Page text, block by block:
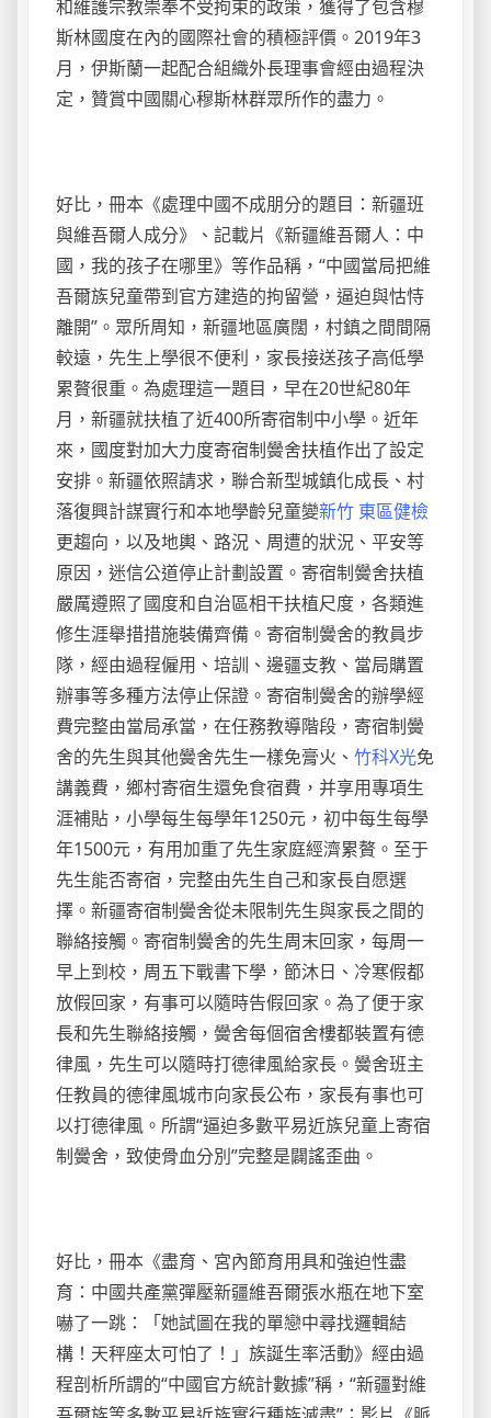
和維護宗教崇奉不受拘束的政策，獲得了包含穆
斯林國度在內的國際社會的積極評價。2019年3
月，伊斯蘭一起配合組織外長理事會經由過程決
定，贊賞中國關心穆斯林群眾所作的盡力。
好比，冊本《處理中國不成朋分的題目：新疆班
與維吾爾人成分》、記載片《新疆維吾爾人：中
國，我的孩子在哪里》等作品稱，“中國當局把維
吾爾族兒童帶到官方建造的拘留營，逼迫與怙恃
離開”。眾所周知，新疆地區廣闊，村鎮之間間隔
較遠，先生上學很不便利，家長接送孩子高低學
累贅很重。為處理這一題目，早在20世紀80年
月，新疆就扶植了近400所寄宿制中小學。近年
來，國度對加大力度寄宿制黌舍扶植作出了設定
安排。新疆依照請求，聯合新型城鎮化成長、村
落復興計謀實行和本地學齡兒童變新竹 東區健檢
更趨向，以及地輿、路況、周遭的狀況、平安等
原因，迷信公道停止計劃設置。寄宿制黌舍扶植
嚴厲遵照了國度和自治區相干扶植尺度，各類進
修生涯舉措措施裝備齊備。寄宿制黌舍的教員步
隊，經由過程僱用、培訓、邊疆支教、當局購置
辦事等多種方法停止保證。寄宿制黌舍的辦學經
費完整由當局承當，在任務教導階段，寄宿制黌
舍的先生與其他黌舍先生一樣免膏火、 竹科X光免
講義費，鄉村寄宿生還免食宿費，并享用專項生
涯補貼，小學每生每學年1250元，初中每生每學
年1500元，有用加重了先生家庭經濟累贅。至于
先生能否寄宿，完整由先生自己和家長自愿選
擇。新疆寄宿制黌舍從未限制先生與家長之間的
聯絡接觸。寄宿制黌舍的先生周末回家，每周一
早上到校，周五下戰書下學，節沐日、冷寒假都
放假回家，有事可以隨時告假回家。為了便于家
長和先生聯絡接觸，黌舍每個宿舍樓都裝置有德
律風，先生可以隨時打德律風給家長。黌舍班主
任教員的德律風城市向家長公布，家長有事也可
以打德律風。所謂“逼迫多數平易近族兒童上寄宿
制黌舍，致使骨血分別”完整是闢謠歪曲。
好比，冊本《盡育、宮內節育用具和強迫性盡
育：中國共產黨彈壓新疆維吾爾張水瓶在地下室
嚇了一跳：「她試圖在我的單戀中尋找邏輯結
構！天秤座太可怕了！」族誕生率活動》經由過
程剖析所謂的“中國官方統計數據”稱，“新疆對維